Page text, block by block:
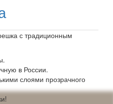
с традиционным
в России.
слоями прозрачного